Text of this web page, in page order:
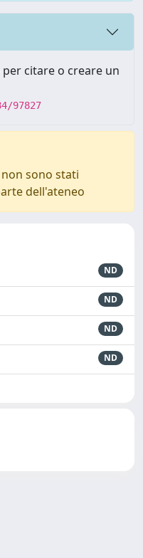
citare o creare un
97827
sono stati
dell'ateneo
ND
ND
ND
ND